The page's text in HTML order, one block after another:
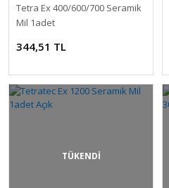
Tetra Ex 400/600/700 Seramik
Mil 1adet
344,51 TL
TÜKENDİ